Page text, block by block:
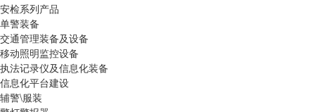
安检系列产品
单警装备
交通管理装备及设备
移动照明监控设备
执法记录仪及信息化装备
信息化平台建设
辅警\服装